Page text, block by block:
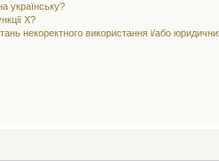
українську?
X?
некоректного використання і/або